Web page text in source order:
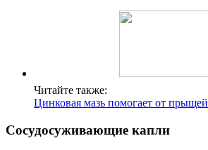
Читайте также:
Цинковая мазь помогает от прыщей
Сосудосуживающие капли